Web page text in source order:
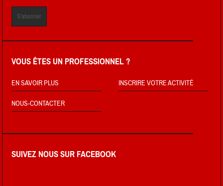
VOUS ÊTES UN PROFESSIONNEL ?
EN SAVOIR PLUS INSCRIRE VOTRE ACTIVITÉ
NOUS-CONTACTER
SUIVEZ NOUS SUR FACEBOOK